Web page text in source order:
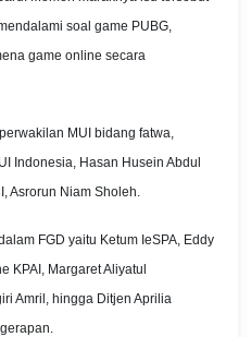
soal game PUBG,
game online secara
MUI bidang fatwa,
Indonesia, Hasan Husein Abdul
Asrorun Niam Sholeh.
FGD yaitu Ketum IeSPA, Eddy
KPAI, Margaret Aliyatul
Amril, hingga Ditjen Aprilia